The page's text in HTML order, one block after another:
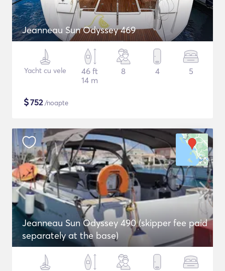
Jeanneau Sun Odyssey 469
Yacht cu vele
46 ft
14 m
8 4 5
$752/noapte
Jeanneau Sun Odyssey 490 (skipper fee paid
separately at the base)